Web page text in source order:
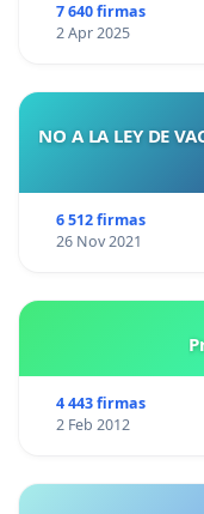
7 640 firmas
2 Apr 2025
NO A LA LEY DE
6 512 firmas
26 Nov 2021
4 443 firmas
2 Feb 2012